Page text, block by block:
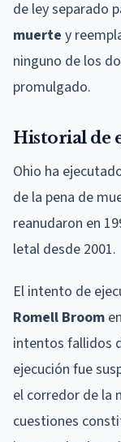
de ley separado
muerte y
ninguno de los
promulgado.
Historial de
Ohio ha
de la pena de
reanudaron en
letal desde 2001.
El intento de
Romell Broom
intentos fallidos
ejecución fue
el corredor de la
cuestiones